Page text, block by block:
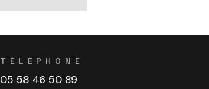
TÉLÉPHONE
05 58 46 50 89